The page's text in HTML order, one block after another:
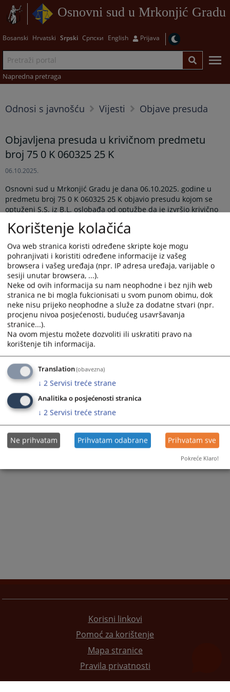
Osnovni sud u Mrkonjić Gradu
Bosanski Hrvatski Srpski Српски English Prijava
Napredna pretraga
Odnosi s javnošću Vijesti Objave presuda
Objavljena presuda u krivičnom predmetu
broj 75 0 K 060325 25 K
06.10.2025.
Osnovni sud u Mrkonjić Gradu je dana 06.10.2025. godine u
predmetu broj 75 0 K 060325 25 K objavio presudu kojom se
optuženi S.S. iz B.L. oslobađa od optužbe da je izvršio krivično
materija iz člana 361. stav 1. Krivičnog zakonika Republike
Srpske u sticaju sa krivičnim djelom izazivanje opšte opasnosti
iz člana 394. stav 3. u vezi sa stavom 1. Krivičnog zakonika
Republike Srpske.
Na osnovu člana 100. stav 1. Zakona o krivičnom postupku
Republike Srpske troškovi krivičnog postupka iz člana 96. stav
2. tačka a) do đ) istog zakona kao i nužni izdaci optuženog te
nužni izdaci i nagrada branioca optuženog padaju na teret
budžetskih sredstava.
Prikazana vijest je na: Srpski jezik
282PREGLEDA
Korisni linkovi
Pomoć za korištenje
Mapa stranice
Pravila privatnosti
Korištenje kolačića
Ova web stranica koristi određene skripte koje mogu
pohranjivati i koristiti određene informacije iz vašeg
browsera i vašeg uređaja (npr. IP adresa uređaja, varijable o
sesiji unutar browsera, ...).
Neke od ovih informacija su nam neophodne i bez njih web
stranica ne bi mogla fukcionisati u svom punom obimu, dok
neke nisu prijeko neophodne a služe za dodatne stvari (npr.
procjenu nivoa posjećenosti, budućeg usavršavanja
stranice...).
Na ovom mjestu možete dozvoliti ili uskratiti pravo na
korištenje tih informacija.
Translation(obavezna)
↓ 2 Servisi treće strane
Analitika o posjećenosti stranica
↓ 2 Servisi treće strane
Ne prihvatam Prihvatam odabrane Prihvatam sve
Pokreće Klaro!